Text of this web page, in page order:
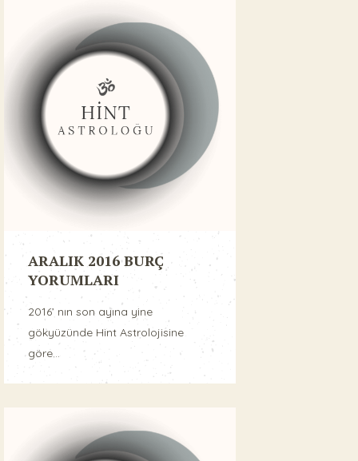
ARALIK 2016 BURÇ
YORUMLARI
2016’ nın son ayına yine
gökyüzünde Hint Astrolojisine
göre...